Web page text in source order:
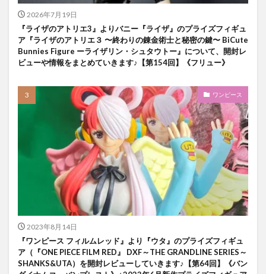
2026年7月19日
『ライザのアトリエ3』よりバニー『ライザ』のプライズフィギュ
ア『ライザのアトリエ３ 〜終わりの錬金術士と秘密の鍵〜 BiCute
Bunnies Figure ーライザリン・シュタウトー』について、開封レ
ビューや情報をまとめていきます♪【第154回】《フリュー》
ワンピース
2023年8月14日
『ワンピース フィルムレッド』より『ウタ』のプライズフィギュ
ア（『ONE PIECE FILM RED』 DXF～THE GRANDLINE SERIES～
SHANKS&UTA）を開封レビューしていきます♪【第64回】《バン